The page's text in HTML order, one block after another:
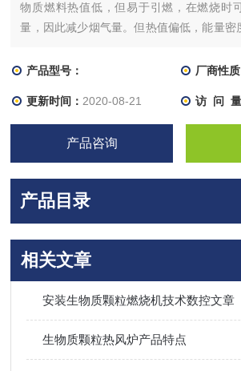
物质燃料热值低，但易于引燃，在燃烧时
量，因此减少烟气量。但热值偏低，能量密
小，结构比较松散，这使得燃料易于燃烧和
产品型号： 厂商性质
更新时间： 2020-08-21 访 问 量
产品咨询
产品目录
相关文章
安装生物质颗粒燃烧机技术数控文章
生物质颗粒热风炉产品特点